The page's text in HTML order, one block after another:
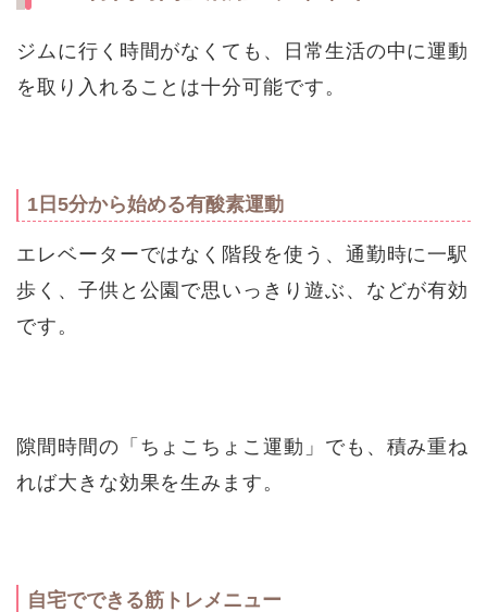
ジムに行く時間がなくても、日常生活の中に運動
を取り入れることは十分可能です。
1日5分から始める有酸素運動
エレベーターではなく階段を使う、通勤時に一駅
歩く、子供と公園で思いっきり遊ぶ、などが有効
です。
隙間時間の「ちょこちょこ運動」でも、積み重ね
れば大きな効果を生みます。
自宅でできる筋トレメニュー